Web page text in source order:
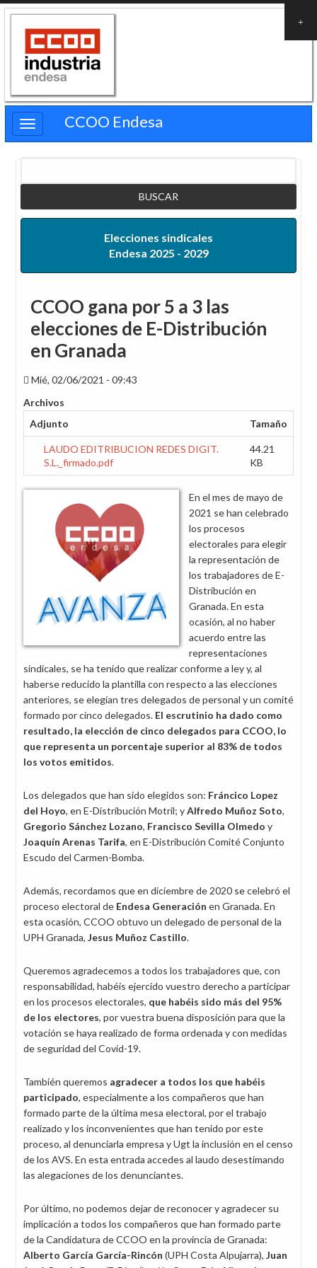
Pasar
contenido
principal
CCOO Endesa
Elecciones sindicales
Endesa 2025 - 2029
CCOO gana por 5 a 3 las
elecciones de E-Distribución
en Granada
Mié, 02/06/2021 - 09:43
Archivos
Adjunto
Tamaño
LAUDO EDITRIBUCION REDES DIGIT.
S.L._firmado.pdf
44.21
KB
En el mes de mayo de
2021 se han celebrado
los procesos
electorales para elegir
la representación de
los trabajadores de E-
Distribución en
Granada. En esta
ocasión, al no haber
acuerdo entre las
representaciones
sindicales, se ha tenido que realizar conforme a ley y, al
haberse reducido la plantilla con respecto a las elecciones
anteriores, se elegían tres delegados de personal y un comité
formado por cinco delegados. El escrutinio ha dado como
resultado, la elección de cinco delegados para CCOO, lo
que representa un porcentaje superior al 83% de todos
los votos emitidos.
Los delegados que han sido elegidos son: Fráncico Lopez
del Hoyo, en E-Distribución Motril; yAlfredo Muñoz Soto,
Gregorio Sánchez Lozano, Francisco Sevilla Olmedo y
Joaquín Arenas Tarifa, en E-Distribución Comité Conjunto
Escudo del Carmen-Bomba.
Además, recordamos que en diciembre de 2020 se celebró el
proceso electoral de Endesa Generación en Granada. En
esta ocasión, CCOO obtuvo un delegado de personal de la
UPH Granada, Jesus Muñoz Castillo.
Queremos agradecemos a todos los trabajadores que, con
responsabilidad, habéis ejercido vuestro derecho a participar
en los procesos electorales, que habéis sido más del 95%
de los electores, por vuestra buena disposición para que la
votación se haya realizado de forma ordenada y con medidas
de seguridad del Covid-19.
También queremos agradecer a todos los que habéis
participado, especialmente a los compañeros que han
formado parte de la última mesa electoral, por el trabajo
realizado y los inconvenientes que han tenido por este
proceso, al denunciarla empresa y Ugt la inclusión en el censo
de los AVS. En esta entrada accedes al laudo desestimando
las alegaciones de los denunciantes.
Por último, no podemos dejar de reconocer y agradecer su
implicación a todos los compañeros que han formado parte
de la Candidatura de CCOO en la provincia de Granada:
Alberto García García-Rincón (UPH Costa Alpujarra), Juan